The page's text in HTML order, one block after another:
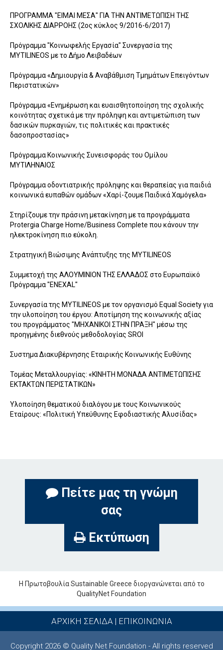
ΠΡΟΓΡΑΜΜΑ "ΕΙΜΑΙ ΜΕΣΑ" ΓΙΑ ΤΗΝ ΑΝΤΙΜΕΤΩΠΙΣΗ ΤΗΣ
ΣΧΟΛΙΚΗΣ ΔΙΑPΡΟΗΣ (2ος κύκλος 9/2016-6/2017)
Πρόγραμμα "Κοινωφελής Εργασία" Συνεργασία της
MYTILINEOS με το Δήμο Λειβαδέων
Πρόγραμμα «Δημιουργία & Αναβάθμιση Τμημάτων Επειγόντων
Περιστατικών»
Πρόγραμμα «Ενημέρωση και ευαισθητοποίηση της σχολικής
κοινότητας σχετικά με την πρόληψη και αντιμετώπιση των
δασικών πυρκαγιών, τις πολιτικές και πρακτικές
δασοπροστασίας»
Πρόγραμμα Κοινωνικής Συνεισφοράς του Ομίλου
ΜΥΤΙΛΗΝΑΙΟΣ
Πρόγραμμα οδοντιατρικής πρόληψης και θεραπείας για παιδιά
κοινωνικά ευπαθών ομάδων «Χαρί-ζουμε Παιδικά Χαμόγελα»
Στηρίζουμε την πράσινη μετακίνηση με τα προγράμματα
Protergia Charge Home/Business Complete που κάνουν την
ηλεκτροκίνηση πιο εύκολη.
Στρατηγική Βιώσιμης Ανάπτυξης της MYTILINEOS
Συμμετοχή της ΑΛΟΥΜΙΝΙΟΝ ΤΗΣ ΕΛΛΑΔΟΣ στο Ευρωπαϊκό
Πρόγραμμα "ENEXAL"
Συνεργασία της MYTILINEOS με τoν οργανισμό Equal Society για
την υλοποίηση του έργου: Αποτίμηση της κοινωνικής αξίας
του προγράμματος "ΜΗΧΑΝΙΚΟΙ ΣΤΗΝ ΠΡΑΞΗ" μέσω της
προηγμένης διεθνούς μεθοδολογίας SROI
Συστημα Διακυβέρνησης Εταιρικής Κοινωνικής Ευθύνης
Τομέας Μεταλλουργίας: «ΚΙΝΗΤΗ ΜΟΝΑΔΑ ΑΝΤΙΜΕΤΩΠΙΣΗΣ
ΕΚΤΑΚΤΩΝ ΠΕΡΙΣΤΑΤΙΚΩΝ»
Υλοποίηση θεματικού διαλόγου με τους Κοινωνικούς
Εταίρους: «Πολιτική Υπεύθυνης Εφοδιαστικής Αλυσίδας»
Πείτε μας τη γνώμη
σας
Εκτύπωση
Η Πρωτοβουλία Sustainable Greece διοργανώνεται από το
QualityNet Foundation
ΑΡΧΙΚΗ ΣΕΛΙΔΑ| ΕΠΙΚΟΙΝΩΝΙΑ
Copyright 2026 © Quality Net Foundation - All rights reserved